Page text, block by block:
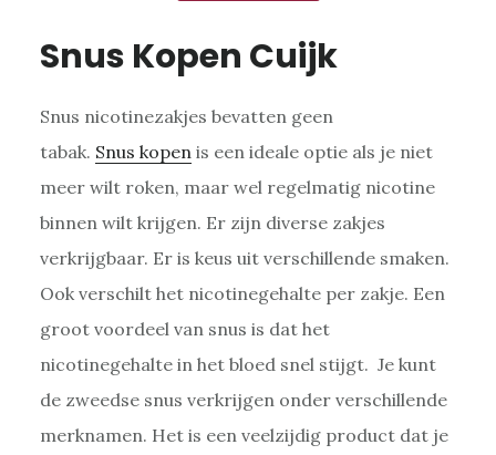
Snus Kopen Cuijk
Snus nicotinezakjes bevatten geen
tabak. Snus kopen is een ideale optie als je niet
meer wilt roken, maar wel regelmatig nicotine
binnen wilt krijgen. Er zijn diverse zakjes
verkrijgbaar. Er is keus uit verschillende smaken.
Ook verschilt het nicotinegehalte per zakje. Een
groot voordeel van snus is dat het
nicotinegehalte in het bloed snel stijgt. Je kunt
de zweedse snus verkrijgen onder verschillende
merknamen. Het is een veelzijdig product dat je